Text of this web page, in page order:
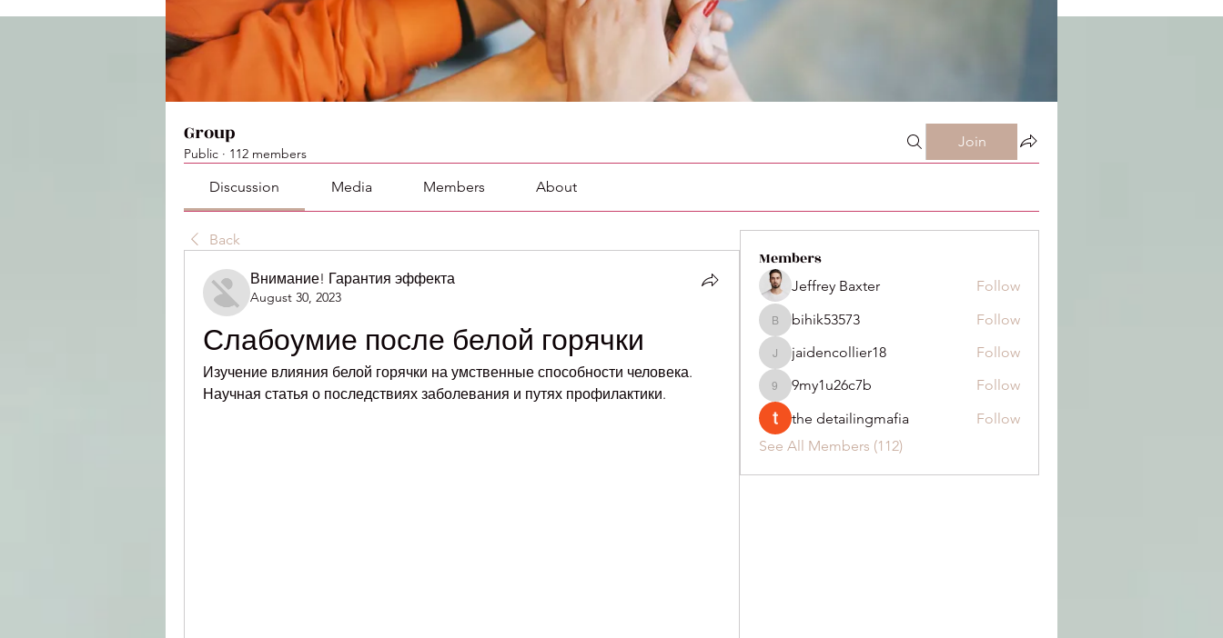
Group
Public · 112 members
Join
Discussion Media Members About
Back
Внимание! Гарантия эффекта
August 30, 2023
Слабоумие после белой горячки
Изучение влияния белой горячки на умственные способности человека.
Научная статья о последствиях заболевания и путях профилактики.
Members
Jeffrey Baxter Follow
bihik53573
bihik53573 Follow
jaidencollier18
jaidencollier18 Follow
9my1u26c7b
9my1u26c7b
Follow
the detailingmafia
Follow
See All Members (112)